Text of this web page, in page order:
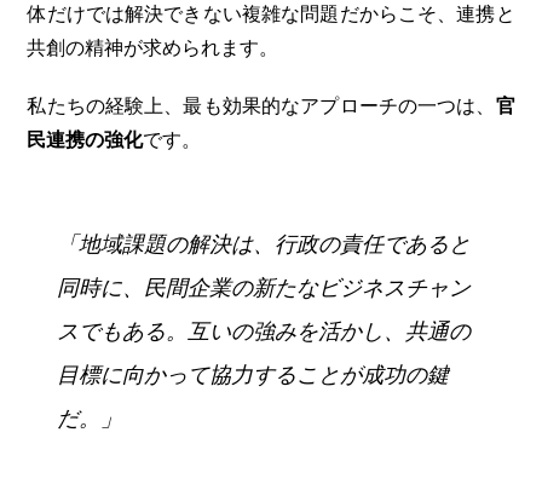
体だけでは解決できない複雑な問題だからこそ、連携と
共創の精神が求められます。
私たちの経験上、最も効果的なアプローチの一つは、 官
民連携の強化です。
「地域課題の解決は、行政の責任であると
同時に、民間企業の新たなビジネスチャン
スでもある。互いの強みを活かし、共通の
目標に向かって協力することが成功の鍵
だ。」